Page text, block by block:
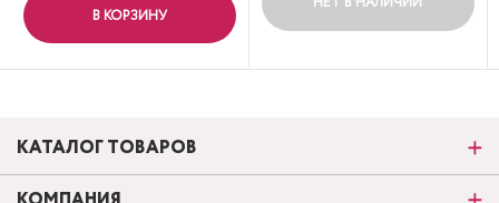
В КОРЗИНУ
КАТАЛОГ ТОВАРОВ